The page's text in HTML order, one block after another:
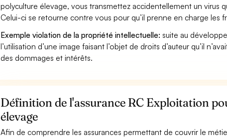
polyculture élevage, vous transmettez accidentellement un virus
Celui-ci se retourne contre vous pour qu’il prenne en charge les
Exemple violation de la propriété intellectuelle: suite au
l’utilisation d’une image faisant l’objet de droits d’auteur qu’il
des dommages et intérêts.
Définition de l'assurance RC Exploitation
élevage
Afin de comprendre les assurances permettant de couvrir le